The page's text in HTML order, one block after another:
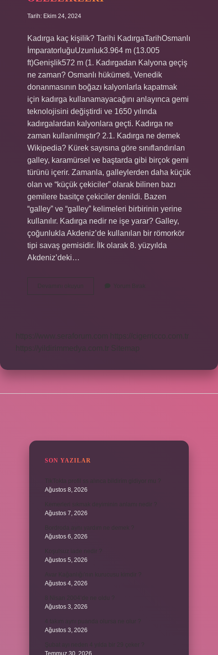
Tarih: Ekim 24, 2024
Kadırga kaç kişilik? Tarihi KadırgaTarihOsmanlı
İmparatorluğuUzunluk3.964 m (13.005
ft)Genişlik572 m (1. Kadırgadan Kalyona geçiş
ne zaman? Osmanlı hükümeti, Venedik
donanmasının boğazı kalyonlarla kapatmak
için kadırga kullanamayacağını anlayınca gemi
teknolojisini değiştirdi ve 1650 yılında
kadırgalardan kalyonlara geçti. Kadırga ne
zaman kullanılmıştır? 2.1. Kadırga ne demek
Wikipedia? Kürek sayısına göre sınıflandırılan
galley, karamürsel ve baştarda gibi birçok gemi
türünü içerir. Zamanla, galleylerden daha küçük
olan ve “küçük çekiciler” olarak bilinen bazı
gemilere basitçe çekiciler denildi. Bazen
“galley” ve “galley” kelimeleri birbirinin yerine
kullanılır. Kadırga nedir ne işe yarar? Galley,
çoğunlukla Akdeniz’de kullanılan bir römorkör
tipi savaş gemisidir. İlk olarak 8. yüzyılda
Akdeniz’deki…
Devamını okuyun
Nedir
Yorum Bırak
https://www.seraforum.com
https://cigerricco.com.tr
https://yildirimmedya.com.tr
Sitemap
SON YAZILAR
Ağustos 8, 2026
Ağustos 7, 2026
Ağustos 6, 2026
Ağustos 5, 2026
Ağustos 4, 2026
Ağustos 3, 2026
Ağustos 3, 2026
Temmuz 30, 2026